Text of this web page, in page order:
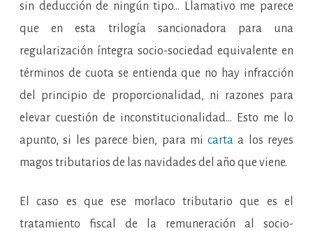
sin deducción de ningún tipo… Llamativo me parece
que en esta trilogía sancionadora para una
regularización íntegra socio-sociedad equivalente en
términos de cuota se entienda que no hay infracción
del principio de proporcionalidad, ni razones para
elevar cuestión de inconstitucionalidad… Esto me lo
apunto, si les parece bien, para micarta a los reyes
magos tributarios de las navidades del año que viene.
El caso es que ese morlaco tributario que es el
tratamiento fiscal de la remuneración al socio-